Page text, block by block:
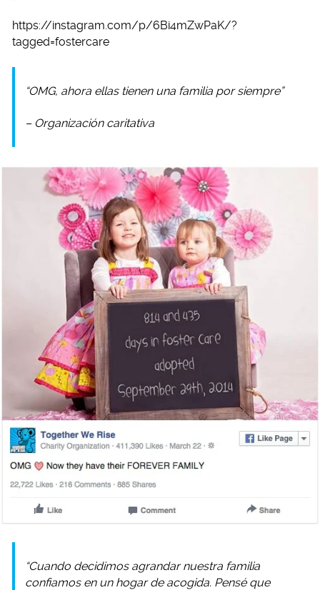
https://instagram.com/p/6Bi4mZwPaK/?
tagged=fostercare
“OMG, ahora ellas tienen una familia por siempre”
– Organización caritativa
“Cuando decidimos agrandar nuestra familia
confiamos en un hogar de acogida. Pensé que